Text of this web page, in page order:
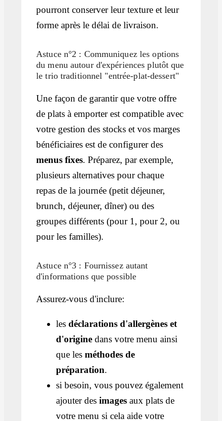
pourront conserver leur texture et leur
forme après le délai de livraison.
Astuce n°2 : Communiquez les options
du menu autour d'expériences plutôt que
le trio traditionnel "entrée-plat-dessert"
Une façon de garantir que votre offre
de plats à emporter est compatible avec
votre gestion des stocks et vos marges
bénéficiaires est de configurer des
menus fixes. Préparez, par exemple,
plusieurs alternatives pour chaque
repas de la journée (petit déjeuner,
brunch, déjeuner, dîner) ou des
groupes différents (pour 1, pour 2, ou
pour les familles).
Astuce n°3 : Fournissez autant
d'informations que possible
Assurez-vous d'inclure:
lesdéclarations d'allergènes et
d'origine dans votre menu ainsi
que lesméthodes de
préparation.
si besoin, vous pouvez également
ajouter desimages aux plats de
votre menu si cela aide votre